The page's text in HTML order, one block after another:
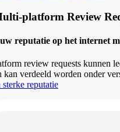
platform Review
reputatie op het internet
review requests kunnen
verdeeld worden onder
reputatie